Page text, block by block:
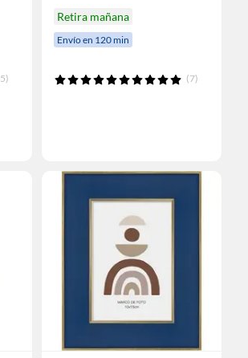
Retira mañana
Envío en 120 min
(7)